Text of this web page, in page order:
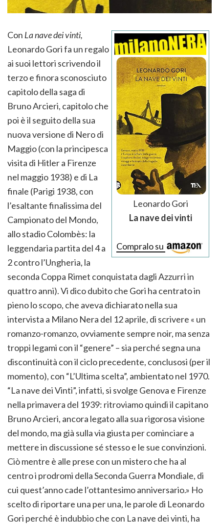
Leonardo Gori
La nave dei vinti
Compralo su
Con La nave dei vinti,
Leonardo Gori fa un regalo
ai suoi lettori scrivendo il
terzo e finora sconosciuto
capitolo della saga di
Bruno Arcieri, capitolo che
poi è il seguito della sua
nuova versione di Nero di
Maggio (con la principesca
visita di Hitler a Firenze
nel maggio 1938) e di La
finale (Parigi 1938, con
l’esaltante finalissima del
Campionato del Mondo,
allo stadio Colombès: la
leggendaria partita del 4 a
2 contro l’Ungheria, la
seconda Coppa Rimet conquistata dagli Azzurri in
quattro anni). Vi dico dubito che Gori ha centrato in
pieno lo scopo, che aveva dichiarato nella sua
intervista a Milano Nera del 12 aprile, di scrivere « un
romanzo-romanzo, ovviamente sempre noir, ma senza
troppi legami con il “genere” – sia perché segna una
discontinuità con il ciclo precedente, conclusosi (per il
momento), con “L’Ultima scelta”, ambientato nel 1970.
“La nave dei Vinti”, infatti, si svolge Genova e Firenze
nella primavera del 1939: ritroviamo quindi il capitano
Bruno Arcieri, ancora legato alla sua rigorosa visione
del mondo, ma già sulla via giusta per cominciare a
mettere in discussione sé stesso e le sue convinzioni.
Ciò mentre è alle prese con un mistero che ha al
centro i prodromi della Seconda Guerra Mondiale, di
cui quest’anno cade l’ottantesimo anniversario.» Ho
scelto di riportare una per una, le parole di Leonardo
Gori perché è indubbio che con La nave dei vinti, ha